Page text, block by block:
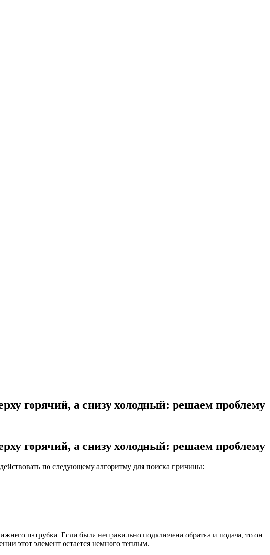
горячий, а снизу холодный: решаем проблему
горячий, а снизу холодный: решаем проблему
по следующему алгоритму для поиска причины:
патрубка. Если была неправильно подключена обратка и подача, то он
этот элемент остается немного теплым.